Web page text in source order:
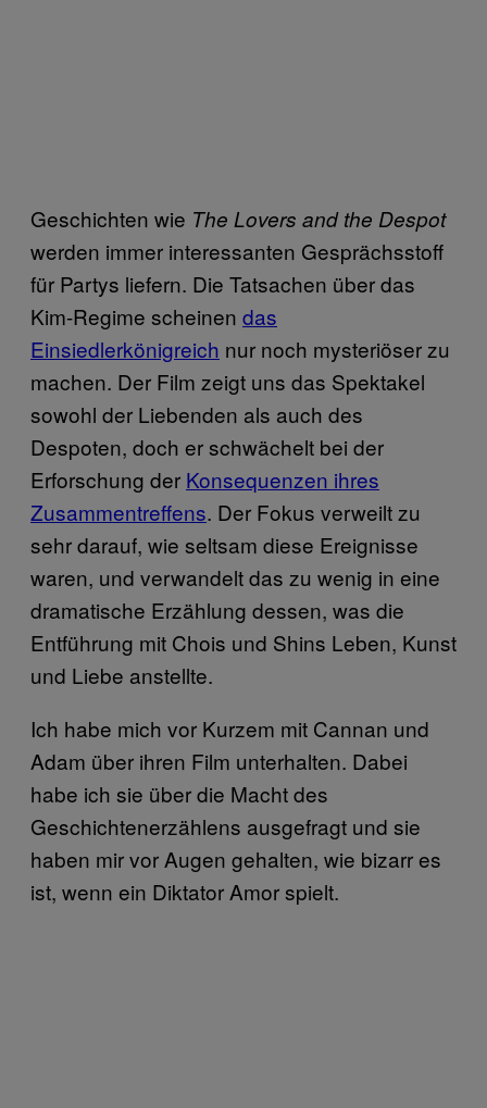
Geschichten wie The Lovers and the Despot
werden immer interessanten Gesprächsstoff
für Partys liefern. Die Tatsachen über das
Kim-Regime scheinen das
Einsiedlerkönigreich nur noch mysteriöser zu
machen. Der Film zeigt uns das Spektakel
sowohl der Liebenden als auch des
Despoten, doch er schwächelt bei der
Erforschung der Konsequenzen ihres
Zusammentreffens. Der Fokus verweilt zu
sehr darauf, wie seltsam diese Ereignisse
waren, und verwandelt das zu wenig in eine
dramatische Erzählung dessen, was die
Entführung mit Chois und Shins Leben, Kunst
und Liebe anstellte.
Ich habe mich vor Kurzem mit Cannan und
Adam über ihren Film unterhalten. Dabei
habe ich sie über die Macht des
Geschichtenerzählens ausgefragt und sie
haben mir vor Augen gehalten, wie bizarr es
ist, wenn ein Diktator Amor spielt.